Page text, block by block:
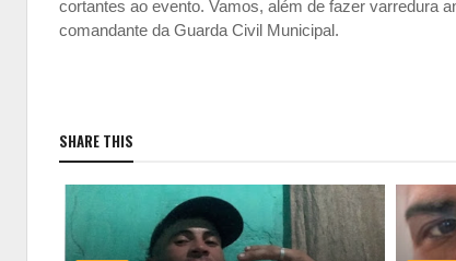
cortantes ao evento. Vamos, além de fazer varredura
comandante da Guarda Civil Municipal.
SHARE THIS